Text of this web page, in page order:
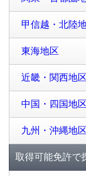
甲信越・北陸
東海地区
近畿・関西地区
中国・四国地区
九州・沖縄地区
取得可能免許で